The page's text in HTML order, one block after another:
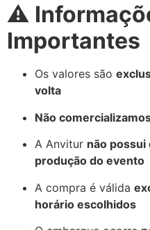
⚠️
Importantes
Os valores são
volta
Não
A Anvitur não possui
produção do evento
A compra é válida
horário escolhidos